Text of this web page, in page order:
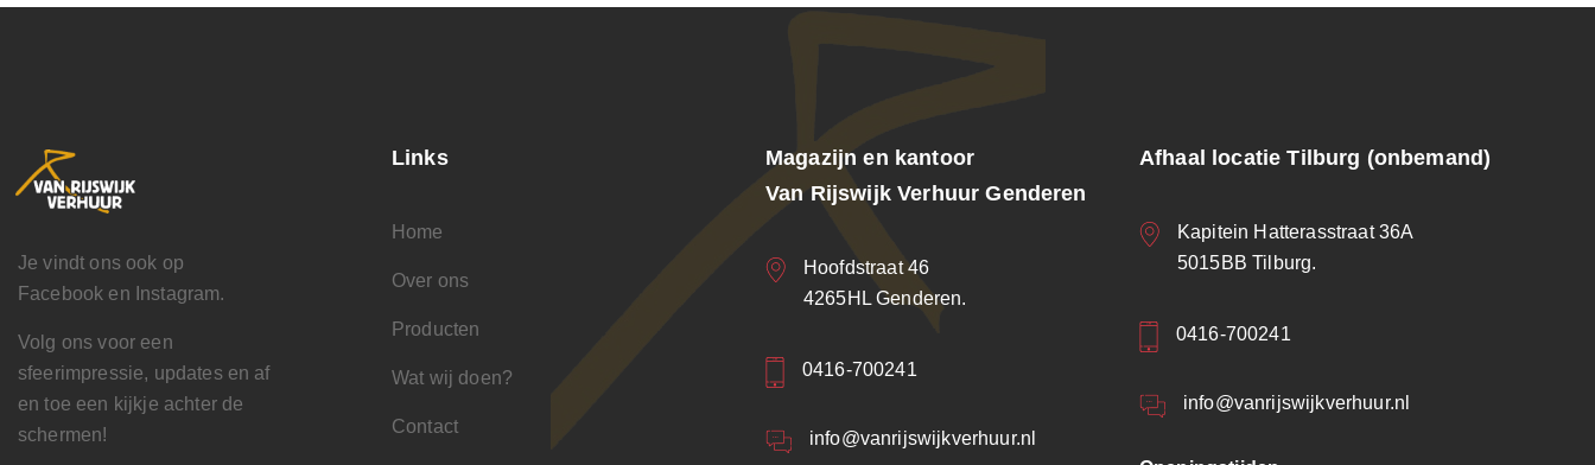
Je vindt ons ook op
Facebook en Instagram.
Volg ons voor een
sfeerimpressie, updates en af
en toe een kijkje achter de
schermen!
Links
Home
Over ons
Producten
Wat wij doen?
Contact
Magazijn en kantoor
Van Rijswijk Verhuur Genderen
Hoofdstraat 46
4265HL Genderen.
0416-700241
info@vanrijswijkverhuur.nl
Afhaal locatie Tilburg (onbemand)
Kapitein Hatterasstraat 36A
5015BB Tilburg.
0416-700241
info@vanrijswijkverhuur.nl